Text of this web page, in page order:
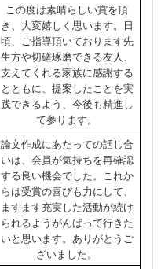
この度は素晴らしい賞を頂
き、大変嬉しく思います。日
頃、ご指導頂いております先
生方や切磋琢磨できる友人、
支えてくれる家族に感謝する
とともに、提案したことを実
践できるよう、今後も精進し
て参ります。
論文作成にあたっての話し合
いは、会員が気持ちを再確認
する良い機会でした。これか
らは受賞の喜びも力にして、
ますます充実した活動が続け
られるようがんばって行きた
いと思います。ありがとうご
ざいました。